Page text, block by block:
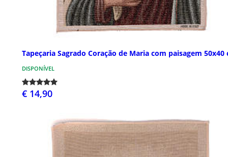
Tapeçaria Sagrado Coração de Maria com paisagem 50x40
DISPONÍVEL
€ 14,90